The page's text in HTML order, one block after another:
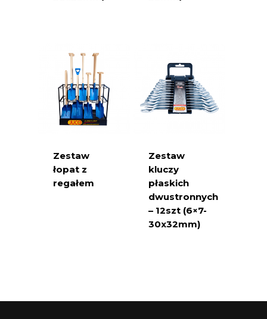
Zestaw
łopat z
regałem
Zestaw
kluczy
płaskich
dwustronnych
– 12szt (6×7-
30x32mm)